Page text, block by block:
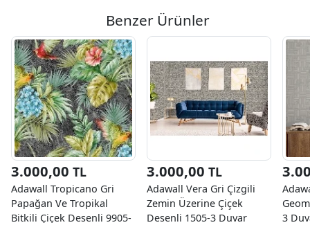
Benzer Ürünler
3.000,00 TL
Adawall Tropicano Gri
Papağan Ve Tropikal
Bitkili Çiçek Desenli 9905-
3.000,00 TL
Adawall Vera Gri Çizgili
Zemin Üzerine Çiçek
Desenli 1505-3 Duvar
3